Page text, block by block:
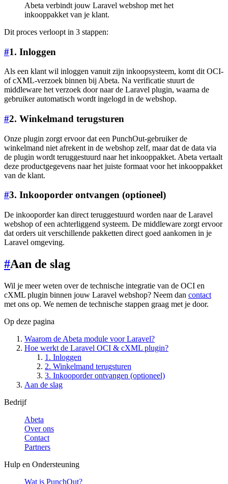
Abeta verbindt jouw Laravel webshop met het
inkooppakket van je klant.
Dit proces verloopt in 3 stappen:
#1. Inloggen
Als een klant wil inloggen vanuit zijn inkoopsysteem, komt dit OCI-
of cXML-verzoek binnen bij Abeta. Na verificatie stuurt de
middleware het verzoek door naar de Laravel plugin, waarna de
gebruiker automatisch wordt ingelogd in de webshop.
#2. Winkelmand terugsturen
Onze plugin zorgt ervoor dat een PunchOut-gebruiker de
winkelmand niet afrekent in de webshop zelf, maar dat de data via
de plugin wordt teruggestuurd naar het inkooppakket. Abeta vertaalt
deze productgegevens naar het juiste formaat voor het inkooppakket
van de klant.
#3. Inkooporder ontvangen (optioneel)
De inkooporder kan direct teruggestuurd worden naar de Laravel
webshop of een achterliggend systeem. De middleware zorgt ervoor
dat orders uit verschillende pakketten direct goed aankomen in je
Laravel omgeving.
#Aan de slag
Wil je meer weten over de technische integratie van de OCI en
cXML plugin binnen jouw Laravel webshop? Neem dan contact
met ons op. We nemen de technische stappen graag met je door.
Op deze pagina
Waarom de Abeta module voor Laravel?
Hoe werkt de Laravel OCI & cXML plugin?
1. Inloggen
2. Winkelmand terugsturen
3. Inkooporder ontvangen (optioneel)
Aan de slag
Bedrijf
Abeta
Over ons
Contact
Partners
Hulp en Ondersteuning
Wat is PunchOut?